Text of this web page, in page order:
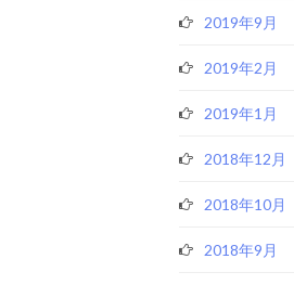
2019年9月
2019年2月
2019年1月
2018年12月
2018年10月
2018年9月